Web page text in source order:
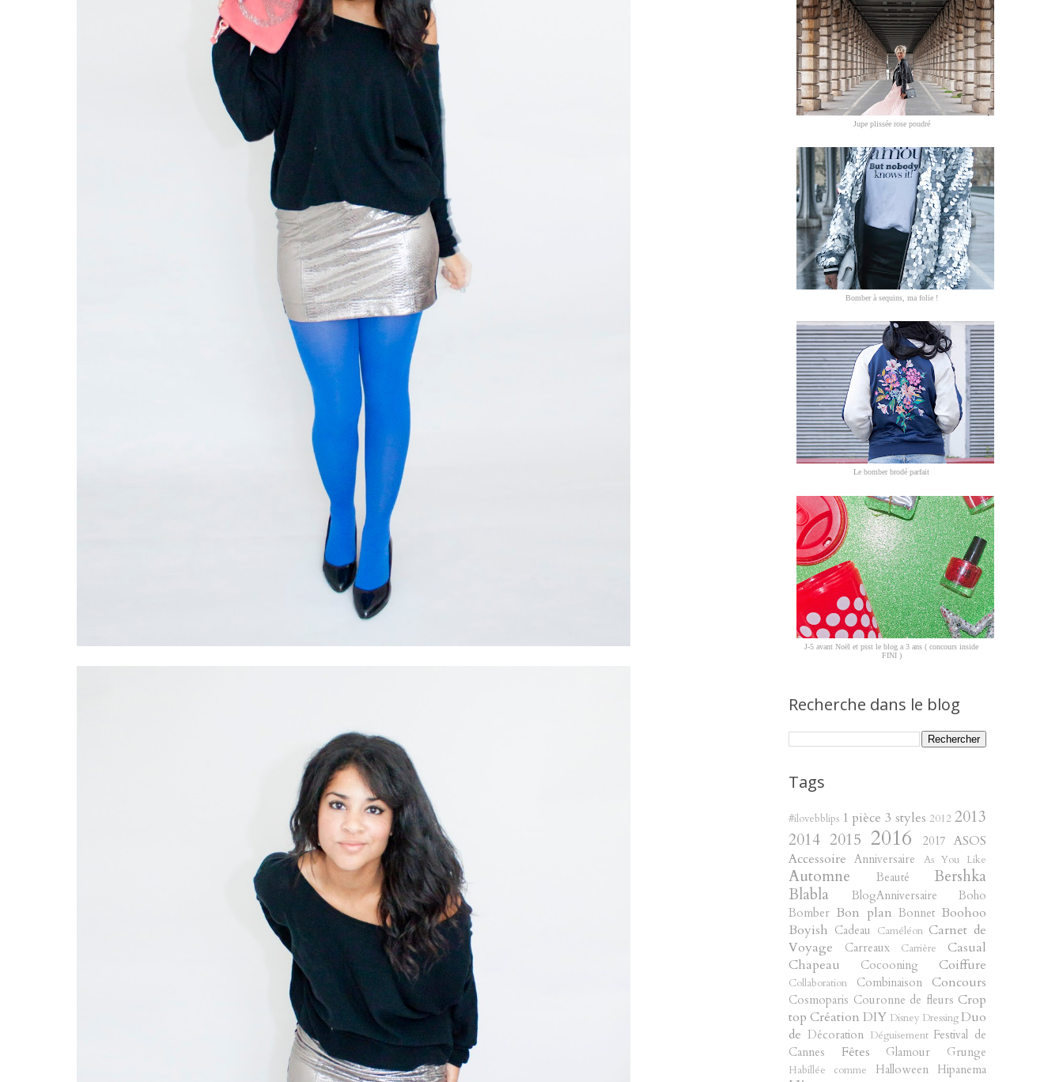
Jupe plissée rose poudré
Bomber à sequins, ma folie !
Le bomber brodé parfait
J-5 avant Noël et psst le blog a 3 ans ( concours inside
FINI )
Recherche dans le blog
Tags
#ilovebblips 1 pièce 3 styles 2012 2013
2014 2015 2016 2017 ASOS
Accessoire Anniversaire As You Like
Automne Beauté
Bershka
Blabla
BlogAnniversaire
Boho
Bomber Bon plan Bonnet Boohoo
Boyish Cadeau Caméléon Carnet de
Voyage
Carreaux Carrière
Casual
Chapeau
Cocooning Coiffure
Collaboration Combinaison Concours
Cosmoparis Couronne de fleurs Crop
top Création DIY Disney DressingDuo
de Décoration Déguisement Festival de
Cannes
Fêtes Glamour Grunge
Habillée comme Halloween Hipanema